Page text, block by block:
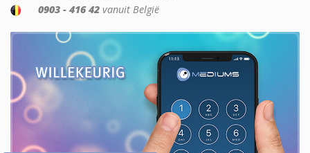
0903 - 416 42 vanuit België